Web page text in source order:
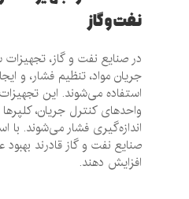
نفت و گاز
در صنایع نفت و گاز، تجهیزات سر
جریان مواد، تنظیم فشار، و ایجاد
استفاده می‌شوند. این تجهیزات
واحدهای کنترل جریان، کلپرها
اندازه‌گیری فشار می‌شوند. با
صنایع نفت و گاز قادرند بهبود
افزایش دهند.